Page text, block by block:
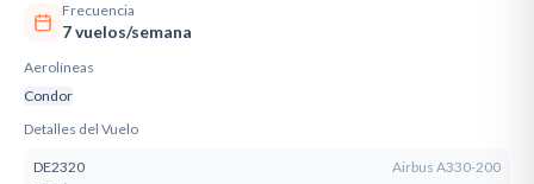
Frecuencia
7 vuelos/semana
Aerolíneas
Condor
Detalles del Vuelo
DE2320
Airbus A330-200